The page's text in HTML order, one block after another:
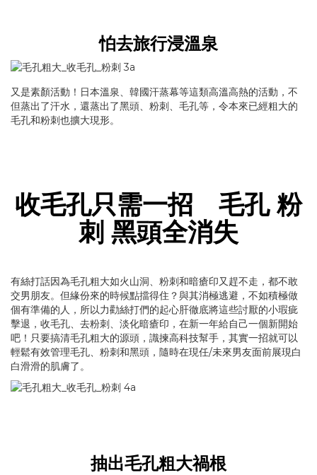
怕去旅行浸溫泉
又是素顏活動！日本溫泉、韓國汗蒸幕等這類高溫高熱的活動，不
但蒸出了汗水，還蒸出了黑頭、粉刺、毛孔等，令本來已經粗大的
毛孔和粉刺也擴大現形。
收毛孔只需一招 毛孔 粉
刺 黑頭全消失
有絲打話因為毛孔粗大如火山洞、粉刺和暗瘡印又趕不走，都不敢
交男朋友。但緣份來的時候點擋得住？與其消極逃避，不如積極做
個有準備的人，所以力勸絲打們的起心肝徹底將這些討厭的小瑕疵
擊退，收毛孔、去粉刺、淡化暗瘡印，在新一年給自己一個新開始
吧！只要搞清毛孔粗大的源頭，識揀高科技幫手，其實一招就可以
輕鬆有效管理毛孔、粉刺和黑頭，隨時在現任/未來男友面前展現白
白滑滑的肌膚了。
抽出毛孔粗大禍根